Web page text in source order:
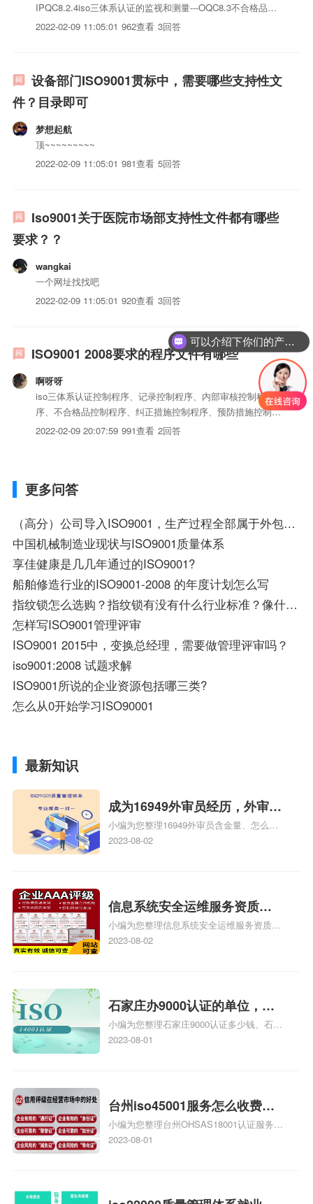
IPQC8.2.4iso三体系认证的监视和测量---OQC8.3不合格品控
制8.5.2纠正措施8.5.3预防措施大约是这样的咯~~
2022-02-09 11:05:01 962查看 3回答
设备部门ISO9001贯标中，需要哪些支持性文
件？目录即可
梦想起航
顶~~~~~~~~~
2022-02-09 11:05:01 981查看 5回答
Iso9001关于医院市场部支持性文件都有哪些
要求？？
wangkai
一个网址找找吧
2022-02-09 11:05:01 920查看 3回答
ISO9001 2008要求的程序文件有哪些
啊呀呀
iso三体系认证控制程序、记录控制程序、内部审核控制程
序、不合格品控制程序、纠正措施控制程序、预防措施控制程
序
2022-02-09 20:07:59 991查看 2回答
更多问答
（高分）公司导入ISO9001，生产过程全部属于外包形式，该做哪些准备，注意哪些问题
中国机械制造业现状与ISO9001质量体系
享佳健康是几几年通过的ISO9001?
船舶修造行业的ISO9001-2008 的年度计划怎么写
指纹锁怎么选购？指纹锁有没有什么行业标准？像什么ISO9001质量认证之类的？
怎样写ISO9001管理评审
ISO9001 2015中，变换总经理，需要做管理评审吗？
iso9001:2008 试题求解
ISO9001所说的企业资源包括哪三类?
怎么从0开始学习ISO90001
最新知识
成为16949外审员经历，外审员
16949
小编为您整理16949外审员含金量、怎么才
能成为注册的TS16949:2009的外审员、我
2023-08-02
信息系统安全运维服务资质二
级费用，信息系统安全运维服
务资质二级
小编为您整理信息系统安全运维服务资质认
证证书机构有哪些、安全运维服务资质的费
体系认证知识，详情可查看下方正文！
2023-08-02
石家庄办9000认证的单位，石
家庄9000认证的公司
小编为您整理石家庄9000认证多少钱、石家
庄9000认证价格多少钱、石家庄9000认证
2023-08-01
台州iso45001服务怎么收费，
台州iso45001认证服务怎么收
费
小编为您整理台州OHSAS18001认证服务中
心哪家收费便宜、台州ISO9000认证，哪个
标准是什么相关iso体系认证知识，详情可
2023-08-01
可以介绍下你们的产品么？